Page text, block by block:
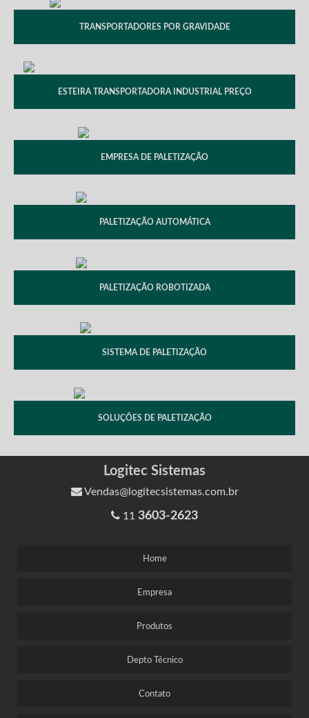
TRANSPORTADORES POR GRAVIDADE
ESTEIRA TRANSPORTADORA INDUSTRIAL PREÇO
EMPRESA DE PALETIZAÇÃO
PALETIZAÇÃO AUTOMÁTICA
PALETIZAÇÃO ROBOTIZADA
SISTEMA DE PALETIZAÇÃO
SOLUÇÕES DE PALETIZAÇÃO
Logitec Sistemas
Vendas@logitecsistemas.com.br
11 3603-2623
Home
Empresa
Produtos
Depto Técnico
Contato